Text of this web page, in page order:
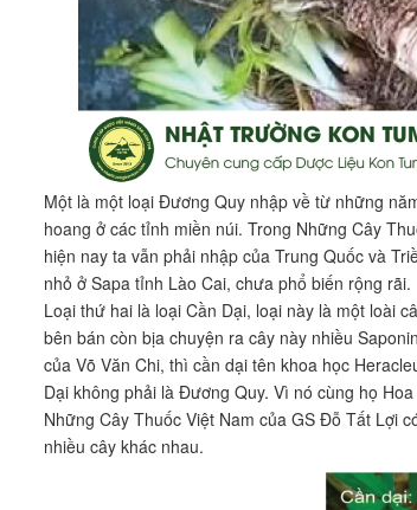
Một là một loại Đương Quy nhập về từ những
hoang ở các tỉnh miền núi. Trong Những Cây
hiện nay ta vẫn phải nhập của Trung Quốc và
nhỏ ở Sapa tỉnh Lào Cai, chưa phổ biến rộng rãi.
Loại thứ hai là loại Cần Dại, loại này là một loài
bên bán còn bịa chuyện ra cây này nhiều
của Võ Văn Chi, thì cần dại tên khoa học
Dại không phải là Đương Quy. Vì nó cùng họ
Những Cây Thuốc Việt Nam của GS Đỗ Tất Lợi
nhiều cây khác nhau.